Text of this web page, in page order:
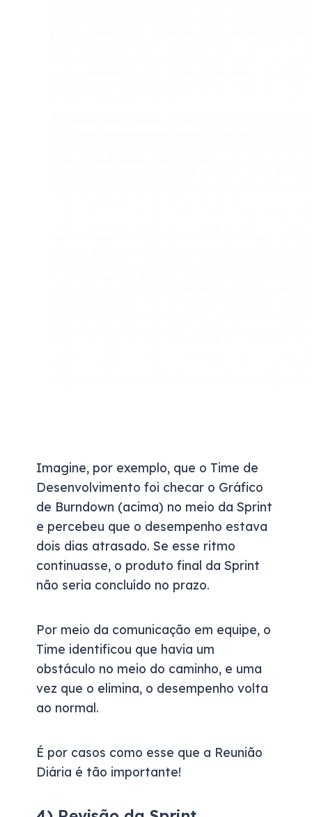
Imagine, por exemplo, que o Time de
Desenvolvimento foi checar o Gráfico
de Burndown (acima) no meio da Sprint
e percebeu que o desempenho estava
dois dias atrasado. Se esse ritmo
continuasse, o produto final da Sprint
não seria concluído no prazo.
Por meio da comunicação em equipe, o
Time identificou que havia um
obstáculo no meio do caminho, e uma
vez que o elimina, o desempenho volta
ao normal.
É por casos como esse que a Reunião
Diária é tão importante!